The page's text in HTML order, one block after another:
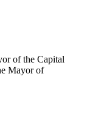
of the Capital
Mayor of